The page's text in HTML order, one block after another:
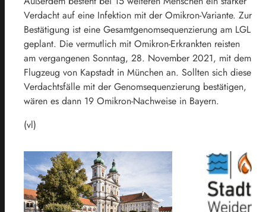
Verdacht auf eine Infektion mit der Omikron-Variante. Zur
Bestätigung ist eine Gesamtgenomsequenzierung am LGL
geplant. Die vermutlich mit Omikron-Erkrankten reisten
am vergangenen Sonntag, 28. November 2021, mit dem
Flugzeug von Kapstadt in München an. Sollten sich diese
Verdachtsfälle mit der Genomsequenzierung bestätigen,
wären es dann 19 Omikron-Nachweise in Bayern.
(vl)